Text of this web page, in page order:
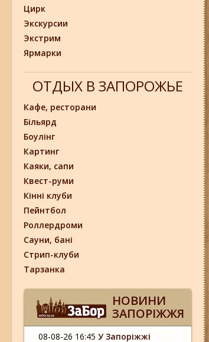
Цирк
Экскурсии
Экстрим
Ярмарки
ОТДЫХ В ЗАПОРОЖЬЕ
Кафе, ресторани
Більярд
Боулінг
Картинг
Каяки, сапи
Квест-руми
Кінні клуби
Пейнтбол
Роллердроми
Сауни, бані
Стрип-клуби
Тарзанка
НОВИНИ
ЗАПОРІЖЖЯ
08-08-26 16:45 У Запоріжжі